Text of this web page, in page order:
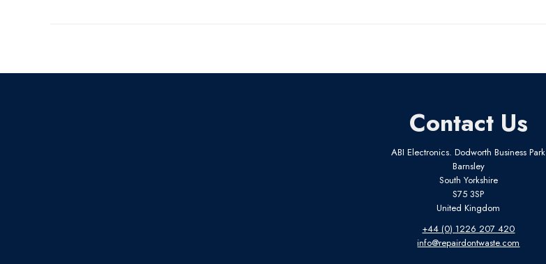
Contact Us
ABI Electronics. Dodworth Business Park
Barnsley
South Yorkshire
S75 3SP
United Kingdom
+44 (0) 1226 207 420
info@repairdontwaste.com